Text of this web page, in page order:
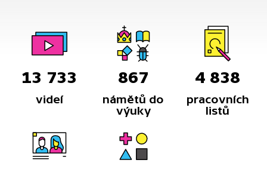
13 733
videí
867
námětů do
výuky
4 838
pracovních
listů